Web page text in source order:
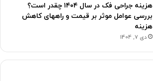
هزینه جراحی فک در سال ۱۴۰۴ چقدر است؟
بررسی عوامل موثر بر قیمت و راههای کاهش
هزینه
دی 7, 1404